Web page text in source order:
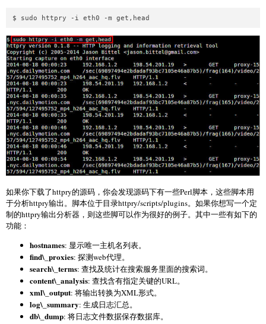
如果你下载了httpry的源码，你会发现源码下有一些Perl脚本，这些脚本用
于分析httpry输出。脚本位于目录httpry/scripts/plugins。如果你想写一个定
制的httpry输出分析器，则这些脚可以作为很好的例子。其中一些有如下的
功能：
hostnames: 显示唯一主机名列表。
find\_proxies: 探测web代理。
search\_terms: 查找及统计在搜索服务里面的搜索词。
content\_analysis: 查找含有指定关键的URL。
xml\_output: 将输出转换为XML形式。
log\_summary: 生成日志汇总。
db\_dump: 将日志文件数据保存数据库。